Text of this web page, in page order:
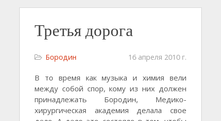
Третья дорога
Бородин 16 апреля 2010 г.
В то время как музыка и химия вели
между собой спор, кому из них должен
принадлежать Бородин, Медико-
хирургическая академия делала свое